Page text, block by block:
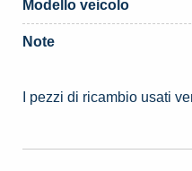
Modello veicolo
Note
I pezzi di ricambio usati